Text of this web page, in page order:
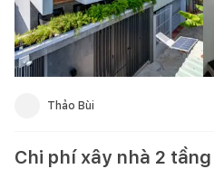
Thảo Bùi
Chi phí xây nhà 2